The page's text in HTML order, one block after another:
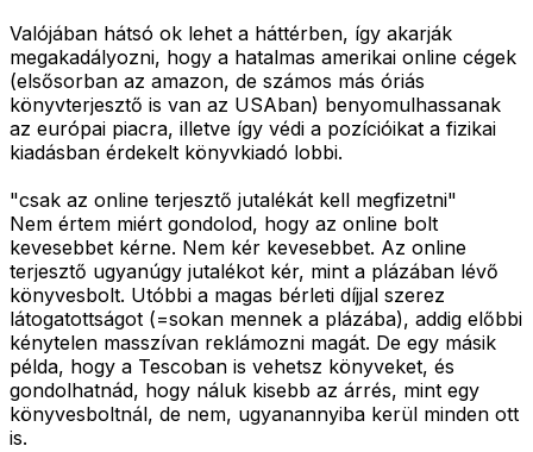
Valójában hátsó ok lehet a háttérben, így akarják
megakadályozni, hogy a hatalmas amerikai online cégek
(elsősorban az amazon, de számos más óriás
könyvterjesztő is van az USAban) benyomulhassanak
az európai piacra, illetve így védi a pozícióikat a fizikai
kiadásban érdekelt könyvkiadó lobbi.
"csak az online terjesztő jutalékát kell megfizetni"
Nem értem miért gondolod, hogy az online bolt
kevesebbet kérne. Nem kér kevesebbet. Az online
terjesztő ugyanúgy jutalékot kér, mint a plázában lévő
könyvesbolt. Utóbbi a magas bérleti díjjal szerez
látogatottságot (=sokan mennek a plázába), addig előbbi
kénytelen masszívan reklámozni magát. De egy másik
példa, hogy a Tescoban is vehetsz könyveket, és
gondolhatnád, hogy náluk kisebb az árrés, mint egy
könyvesboltnál, de nem, ugyanannyiba kerül minden ott
is.